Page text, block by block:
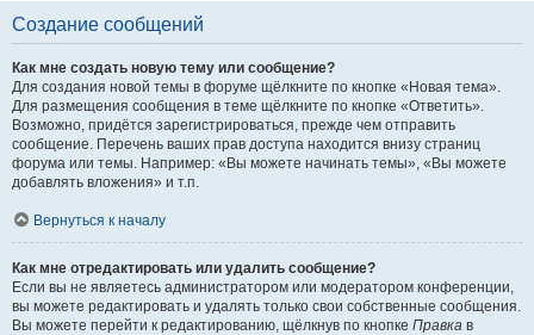
Создание сообщений
Как мне создать новую тему или сообщение?
Для создания новой темы в форуме щёлкните по кнопке «Новая тема».
Для размещения сообщения в теме щёлкните по кнопке «Ответить».
Возможно, придётся зарегистрироваться, прежде чем отправить
сообщение. Перечень ваших прав доступа находится внизу страниц
форума или темы. Например: «Вы можете начинать темы», «Вы можете
добавлять вложения» и т.п.
Вернуться к началу
Как мне отредактировать или удалить сообщение?
Если вы не являетесь администратором или модератором конференции,
вы можете редактировать и удалять только свои собственные сообщения.
Вы можете перейти к редактированию, щёлкнув по кнопке Правка в